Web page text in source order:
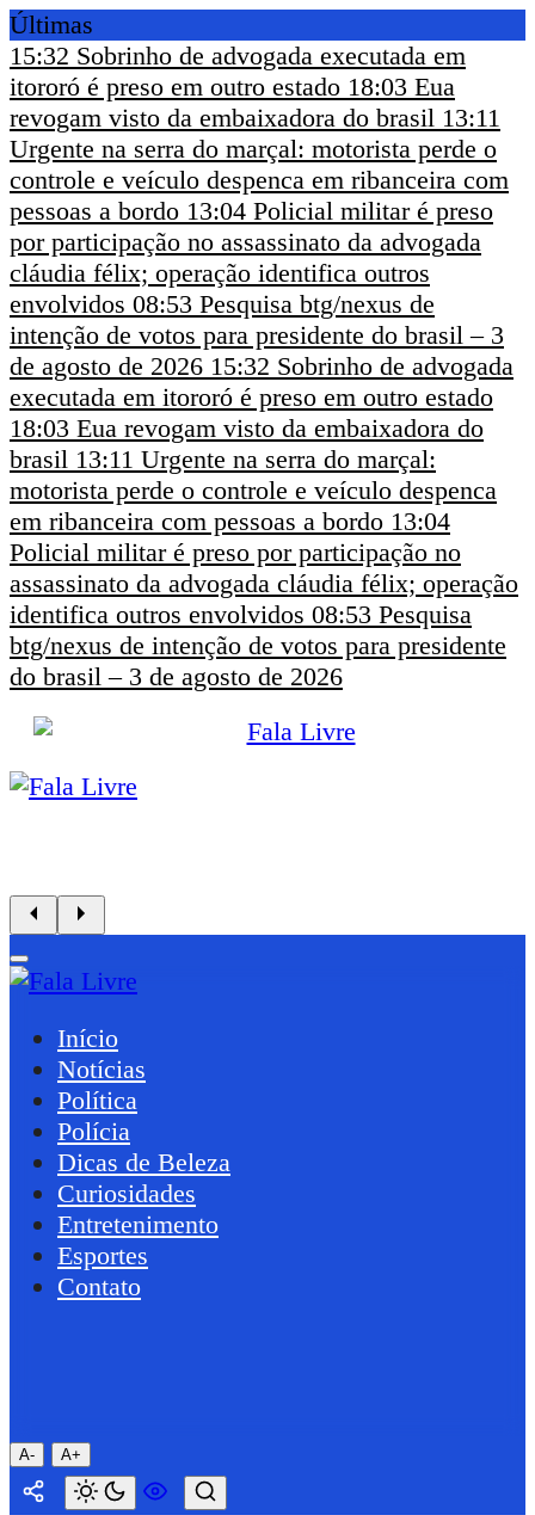
Últimas
15:32 Sobrinho de advogada executada em
itororó é preso em outro estado 18:03 Eua
revogam visto da embaixadora do brasil 13:11
Urgente na serra do marçal: motorista perde o
controle e veículo despenca em ribanceira com
pessoas a bordo 13:04 Policial militar é preso
por participação no assassinato da advogada
cláudia félix; operação identifica outros
envolvidos 08:53 Pesquisa btg/nexus de
intenção de votos para presidente do brasil – 3
de agosto de 2026 15:32 Sobrinho de advogada
executada em itororó é preso em outro estado
18:03 Eua revogam visto da embaixadora do
brasil 13:11 Urgente na serra do marçal:
motorista perde o controle e veículo despenca
em ribanceira com pessoas a bordo 13:04
Policial militar é preso por participação no
assassinato da advogada cláudia félix; operação
identifica outros envolvidos 08:53 Pesquisa
btg/nexus de intenção de votos para presidente
do brasil – 3 de agosto de 2026
Início
Notícias
Política
Polícia
Dicas de Beleza
Curiosidades
Entretenimento
Esportes
Contato
A- A+